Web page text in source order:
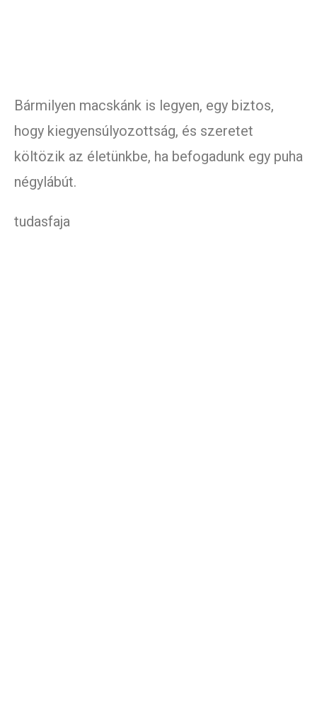
Bármilyen macskánk is legyen, egy biztos,
hogy kiegyensúlyozottság, és szeretet
költözik az életünkbe, ha befogadunk egy puha
négylábút.
tudasfaja